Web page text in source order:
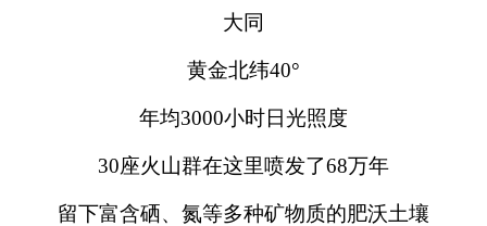
大同
黄金北纬40°
年均3000小时日光照度
30座火山群在这里喷发了68万年
留下富含硒、氮等多种矿物质的肥沃土壤